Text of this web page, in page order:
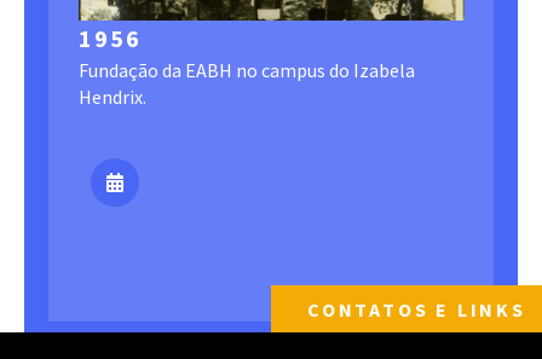
1956
Fundação da EABH no campus do Izabela
Hendrix.
CONTATOS E LINKS